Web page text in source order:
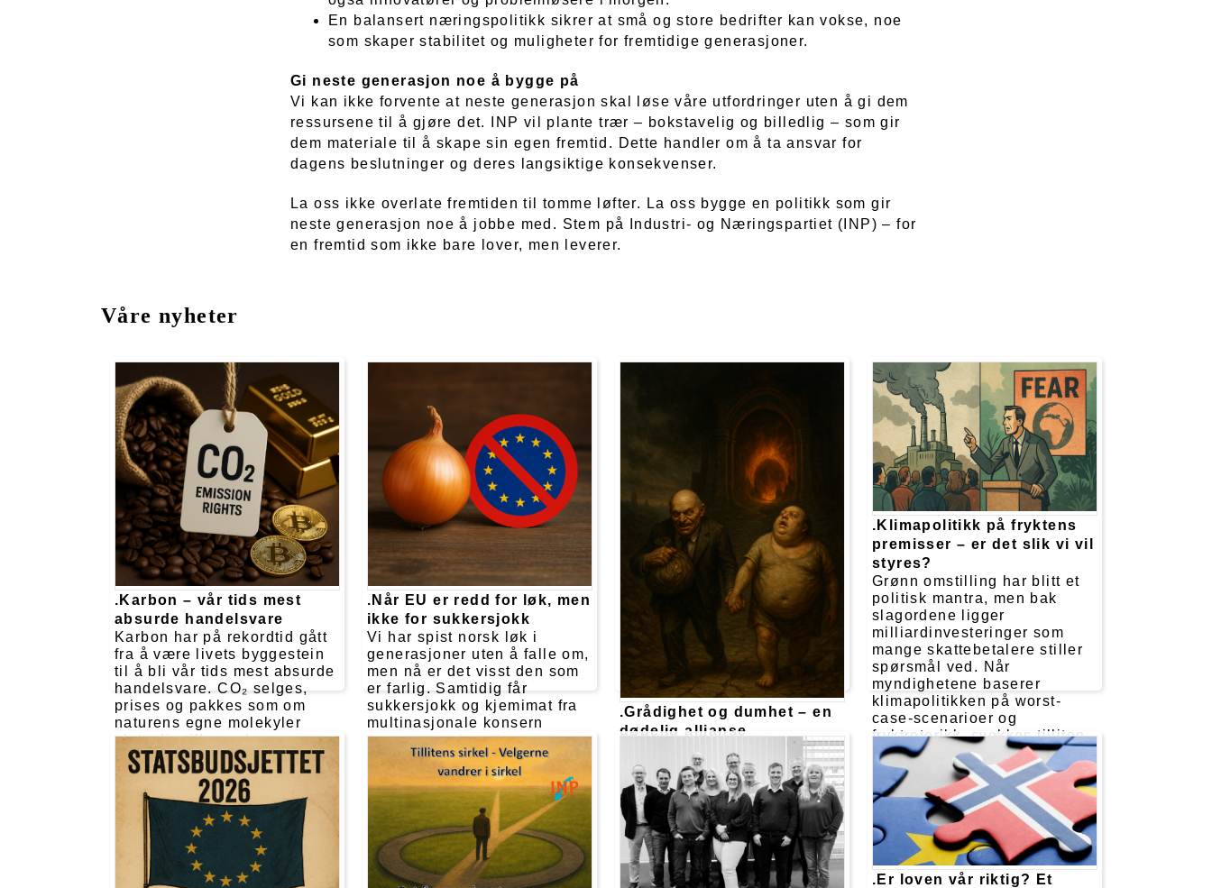
En balansert næringspolitikk sikrer at små og store bedrifter kan vokse, noe
som skaper stabilitet og muligheter for fremtidige generasjoner.
Gi neste generasjon noe å bygge på
Vi kan ikke forvente at neste generasjon skal løse våre utfordringer uten å gi dem
ressursene til å gjøre det. INP vil plante trær – bokstavelig og billedlig – som gir
dem materiale til å skape sin egen fremtid. Dette handler om å ta ansvar for
dagens beslutninger og deres langsiktige konsekvenser.
La oss ikke overlate fremtiden til tomme løfter. La oss bygge en politikk som gir
neste generasjon noe å jobbe med. Stem på Industri- og Næringspartiet (INP) – for
en fremtid som ikke bare lover, men leverer.
Våre nyheter
.Karbon – vår tids mest
absurde handelsvare
Karbon har på rekordtid gått
fra å være livets byggestein
til å bli vår tids mest absurde
handelsvare. CO₂ selges,
prises og pakkes som om
naturens egne molekyler
plutselig tilhører børsen.
Mens politikere jager
«utslepp» på papiret,
forsvinner realøkonomien –
og fornuften – ut bakdøra.
.Når EU er redd for løk, men
ikke for sukkersjokk
Vi har spist norsk løk i
generasjoner uten å falle om,
men nå er det visst den som
er farlig. Samtidig får
sukkersjokk og kjemimat fra
multinasjonale konsern
passere nesten uten
motstand. Det er noe som
.Grådighet og dumhet – en
dødelig allianse
Historien gjentar seg, bare
med nye kostymer. Grådighet
og dumhet finner hverandre
igjen og igjen – og hver gang
betaler fellesskapet prisen.
.Klimapolitikk på fryktens
premisser – er det slik vi vil
styres?
Grønn omstilling har blitt et
politisk mantra, men bak
slagordene ligger
milliardinvesteringer som
mange skattebetalere stiller
spørsmål ved. Når
myndighetene baserer
klimapolitikken på worst-
case-scenarioer og
fryktretorikk, svekkes tilliten
– og behovet for en ærlig,
faktabasert debatt blir desto
viktigere.
.Er loven vår riktig? Et